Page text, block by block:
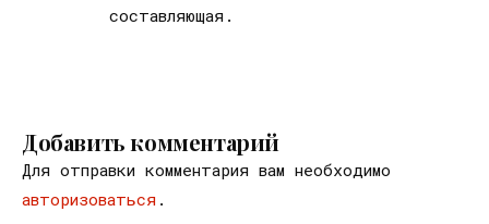
составляющая.
Добавить комментарий
Для отправки комментария вам необходимо
авторизоваться .